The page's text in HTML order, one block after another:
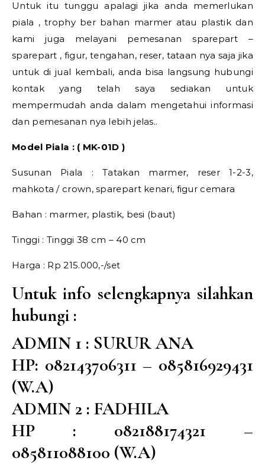
Untuk itu tunggu apalagi jika anda memerlukan
piala , trophy ber bahan marmer atau plastik dan
kami juga melayani pemesanan sparepart –
sparepart , figur, tengahan, reser, tataan nya saja jika
untuk di jual kembali, anda bisa langsung hubungi
kontak yang telah saya sediakan untuk
mempermudah anda dalam mengetahui informasi
dan pemesanan nya lebih jelas..
Model Piala : ( MK-01D )
Susunan Piala : Tatakan marmer, reser 1-2-3,
mahkota / crown, sparepart kenari, figur cemara
Bahan : marmer, plastik, besi (baut)
Tinggi : Tinggi 38 cm – 40 cm
Harga : Rp 215.000,-/set
Untuk info selengkapnya silahkan
hubungi :
ADMIN 1 : SURUR ANA
HP: 082143706311 – 085816929431
(W.A)
ADMIN 2 : FADHILA
HP : 082188174321 –
085811088100 (W.A)